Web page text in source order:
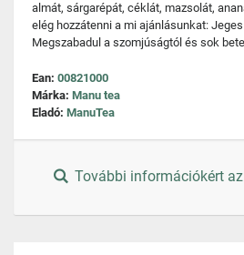
almát, sárgarépát, céklát, mazsolát,
elég hozzátenni a mi ajánlásunkat:
Megszabadul a szomjúságtól és sok
Ean: 00821000
Márka: Manu tea
Eladó: ManuTea
További információkért